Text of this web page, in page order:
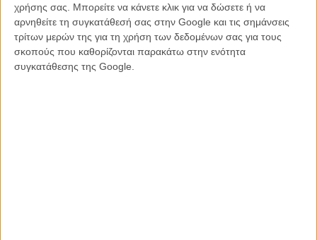
χρήσης σας. Μπορείτε να κάνετε κλικ για να δώσετε ή να
αρνηθείτε τη συγκατάθεσή σας στην Google και τις σημάνσεις
τρίτων μερών της για τη χρήση των δεδομένων σας για τους
σκοπούς που καθορίζονται παρακάτω στην ενότητα
συγκατάθεσης της Google.
Η επιτυχία είναι υπερτιμημένη. Δεν σε κάνει